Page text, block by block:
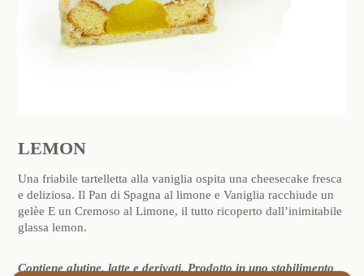
LEMON
Una friabile tartelletta alla vaniglia ospita una cheesecake fresca
e deliziosa. Il Pan di Spagna al limone e Vaniglia racchiude un
gelèe E un Cremoso al Limone, il tutto ricoperto dall’inimitabile
glassa lemon.
Contiene glutine, latte e derivati. Prodotto in uno stabilimento